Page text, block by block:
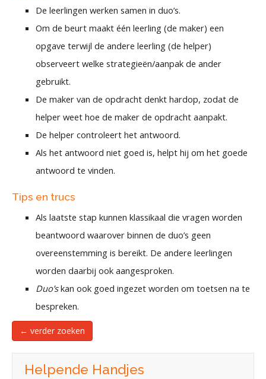
De leerlingen werken samen in duo’s.
Om de beurt maakt één leerling (de maker) een
opgave terwijl de andere leerling (de helper)
observeert welke strategieën/aanpak de ander
gebruikt.
De maker van de opdracht denkt hardop, zodat de
helper weet hoe de maker de opdracht aanpakt.
De helper controleert het antwoord.
Als het antwoord niet goed is, helpt hij om het goede
antwoord te vinden.
Tips en trucs
Als laatste stap kunnen klassikaal die vragen worden
beantwoord waarover binnen de duo’s geen
overeenstemming is bereikt. De andere leerlingen
worden daarbij ook aangesproken.
Duo’skan ook goed ingezet worden om toetsen na te
bespreken.
← verder zoeken
Helpende Handjes